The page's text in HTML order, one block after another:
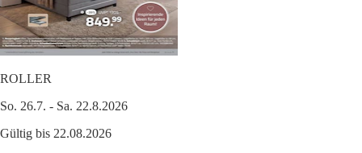
ROLLER
So. 26.7. - Sa. 22.8.2026
Gültig bis 22.08.2026